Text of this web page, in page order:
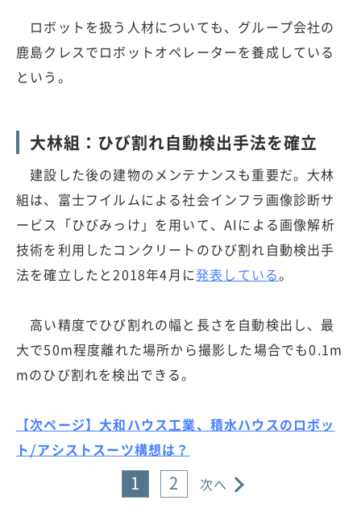
ロボットを扱う人材についても、グループ会社の
鹿島クレスでロボットオペレーターを養成している
という。
大林組：ひび割れ自動検出手法を確立
建設した後の建物のメンテナンスも重要だ。大林
組は、富士フイルムによる社会インフラ画像診断サ
ービス「ひびみっけ」を用いて、AIによる画像解析
技術を利用したコンクリートのひび割れ自動検出手
法を確立したと2018年4月に発表している。
高い精度でひび割れの幅と長さを自動検出し、最
大で50m程度離れた場所から撮影した場合でも0.1m
mのひび割れを検出できる。
【次ページ】大和ハウス工業、積水ハウスのロボッ
ト/アシストスーツ構想は？
1 2 次へ